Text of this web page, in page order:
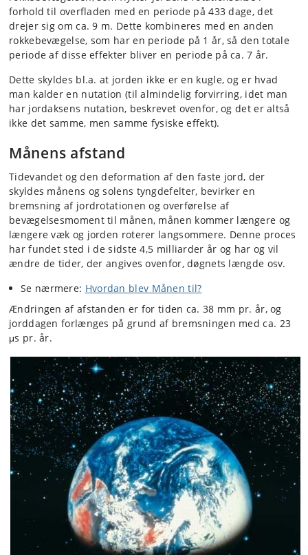
forhold til overfladen med en periode på 433 dage, det
drejer sig om ca. 9 m. Dette kombineres med en anden
rokkebevægelse, som har en periode på 1 år, så den totale
periode af disse effekter bliver en periode på ca. 7 år.
Dette skyldes bl.a. at jorden ikke er en kugle, og er hvad
man kalder en nutation (til almindelig forvirring, idet man
har jordaksens nutation, beskrevet ovenfor, og det er altså
ikke det samme, men samme fysiske effekt).
Månens afstand
Tidevandet og den deformation af den faste jord, der
skyldes månens og solens tyngdefelter, bevirker en
bremsning af jordrotationen og overførelse af
bevægelsesmoment til månen, månen kommer længere og
længere væk og jorden roterer langsommere. Denne proces
har fundet sted i de sidste 4,5 milliarder år og har og vil
ændre de tider, der angives ovenfor, døgnets længde osv.
Se nærmere: Hvordan blev Månen til?
Ændringen af afstanden er for tiden ca. 38 mm pr. år, og
jorddagen forlænges på grund af bremsningen med ca. 23
μs pr. år.